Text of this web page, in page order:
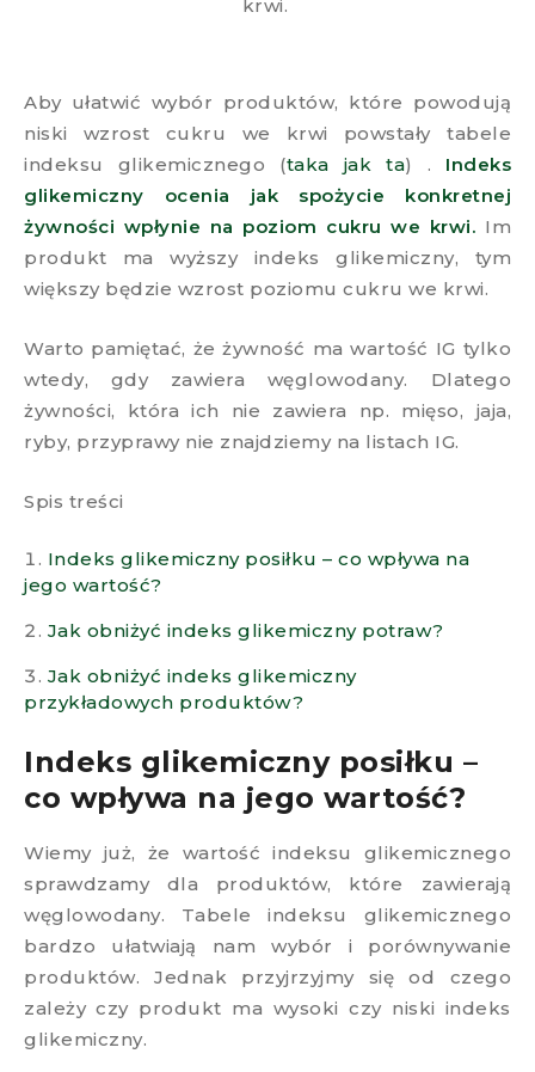
krwi.
Aby ułatwić wybór produktów, które powodują
niski wzrost cukru we krwi powstały tabele
indeksu glikemicznego (taka jak ta) . Indeks
glikemiczny ocenia jak spożycie konkretnej
żywności wpłynie na poziom cukru we krwi. Im
produkt ma wyższy indeks glikemiczny, tym
większy będzie wzrost poziomu cukru we krwi.
Warto pamiętać, że żywność ma wartość IG tylko
wtedy, gdy zawiera węglowodany. Dlatego
żywności, która ich nie zawiera np. mięso, jaja,
ryby, przyprawy nie znajdziemy na listach IG.
Spis treści
Indeks glikemiczny posiłku – co wpływa na
jego wartość?
Jak obniżyć indeks glikemiczny potraw?
Jak obniżyć indeks glikemiczny
przykładowych produktów?
Indeks glikemiczny posiłku –
co wpływa na jego wartość?
Wiemy już, że wartość indeksu glikemicznego
sprawdzamy dla produktów, które zawierają
węglowodany. Tabele indeksu glikemicznego
bardzo ułatwiają nam wybór i porównywanie
produktów. Jednak przyjrzyjmy się od czego
zależy czy produkt ma wysoki czy niski indeks
glikemiczny.